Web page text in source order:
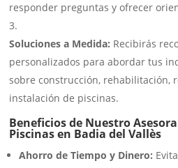
responder preguntas y ofrecer
Soluciones a Medida: Recibirás
personalizados para abordar tus
sobre construcción, rehabilitación,
instalación de piscinas.
Beneficios de Nuestro
Piscinas en Badia del Vallès
Ahorro de Tiempo y Dinero: